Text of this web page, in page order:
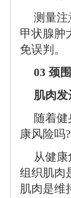
测量注
甲状腺肿
免误判。
03 颈
肌肉发
随着
康风险吗
从健
组织肌肉
肌肉是维